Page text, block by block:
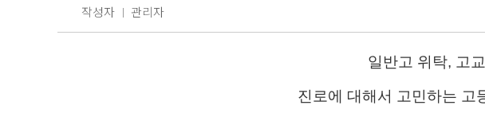
작성자 관리자
일반고 위탁, 고
진로에 대해서 고민하는 고